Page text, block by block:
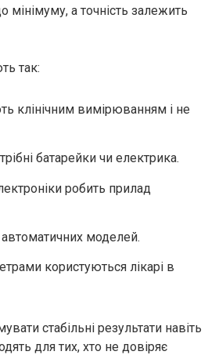
а точність залежить
так:
клінічним вимірюванням і не
батарейки чи електрика.
робить прилад
автоматичних моделей.
користуються лікарі в
стабільні результати навіть
для тих, хто не довіряє